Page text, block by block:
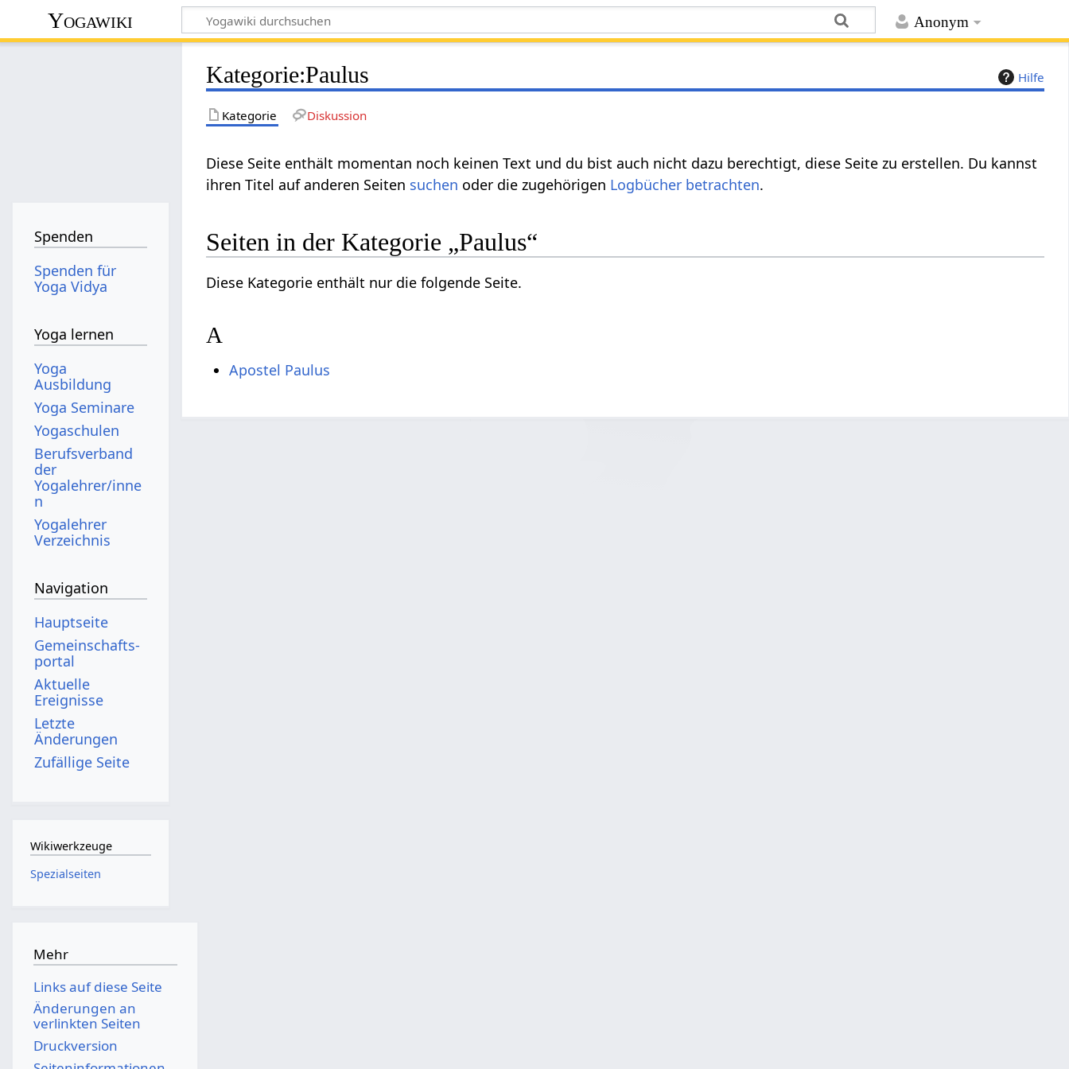
Anonym
Yogawiki
Hilfe
Kategorie:Paulus
Kategorie Diskussion
Diese Seite enthält momentan noch keinen Text und du bist auch nicht dazu berechtigt, diese Seite zu erstellen. Du kannst
ihren Titel auf anderen Seiten suchen oder die zugehörigen Logbücher betrachten.
Seiten in der Kategorie „Paulus“
Diese Kategorie enthält nur die folgende Seite.
A
Apostel Paulus
Spenden
Spenden für
Yoga Vidya
Yoga lernen
Yoga
Ausbildung
Yoga Seminare
Yogaschulen
Berufsverband
der
Yogalehrer/inne
n
Yogalehrer
Verzeichnis
Navigation
Hauptseite
Gemeinschafts­
portal
Aktuelle
Ereignisse
Letzte
Änderungen
Zufällige Seite
Wikiwerkzeuge
Spezialseiten
Mehr
Links auf diese Seite
Änderungen an
verlinkten Seiten
Druckversion